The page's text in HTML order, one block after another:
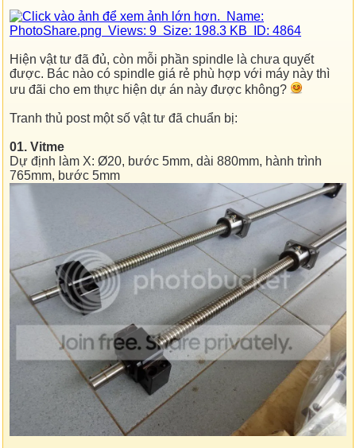
Hiện vật tư đã đủ, còn mỗi phần spindle là chưa quyết
được. Bác nào có spindle giá rẻ phù hợp với máy này thì
ưu đãi cho em thực hiện dự án này được không?
Tranh thủ post một số vật tư đã chuẩn bị:
01. Vitme
Dự định làm X: Ø20, bước 5mm, dài 880mm, hành trình
765mm, bước 5mm